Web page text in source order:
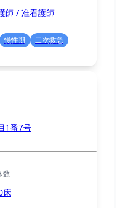
師 / 准看護師
慢性期
二次救急
1番7号
数
床